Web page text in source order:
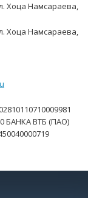
Хоца Намсараева,
Хоца Намсараева,
БАНКА ВТБ (ПАО)